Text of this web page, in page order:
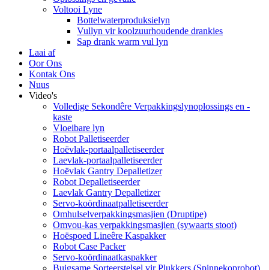
Voltooi Lyne
Bottelwaterproduksielyn
Vullyn vir koolzuurhoudende drankies
Sap drank warm vul lyn
Laai af
Oor Ons
Kontak Ons
Nuus
Video's
Volledige Sekondêre Verpakkingslynoplossings en -
kaste
Vloeibare lyn
Robot Palletiseerder
Hoëvlak-portaalpalletiseerder
Laevlak-portaalpalletiseerder
Hoëvlak Gantry Depalletizer
Robot Depalletiseerder
Laevlak Gantry Depalletizer
Servo-koördinaatpalletiseerder
Omhulselverpakkingsmasjien (Druptipe)
Omvou-kas verpakkingsmasjien (sywaarts stoot)
Hoëspoed Lineêre Kaspakker
Robot Case Packer
Servo-koördinaatkaspakker
Buigsame Sorteerstelsel vir Plukkers (Spinnekoprobot)